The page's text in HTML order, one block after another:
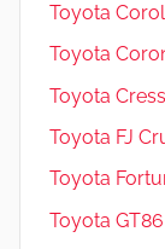
Toyota
Toyota
Toyota
Toyota FJ
Toyota
Toyota GT86